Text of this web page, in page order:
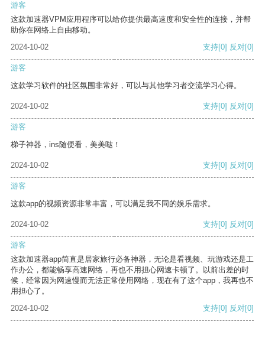
游客
这款加速器VPM应用程序可以给你提供最高速度和安全性的连接，并帮
助你在网络上自由移动。
2024-10-02
支持[0] 反对[0]
游客
这款学习软件的社区氛围非常好，可以与其他学习者交流学习心得。
2024-10-02 支持[0] 反对[0]
游客
梯子神器，ins随便看，美美哒！
2024-10-02 支持[0] 反对[0]
游客
这款app的视频资源非常丰富，可以满足我不同的娱乐需求。
2024-10-02 支持[0] 反对[0]
游客
这款加速器app简直是居家旅行必备神器，无论是看视频、玩游戏还是工
作办公，都能畅享高速网络，再也不用担心网速卡顿了。以前出差的时
候，经常因为网速慢而无法正常使用网络，现在有了这个app，我再也不
用担心了。
2024-10-02
支持[0] 反对[0]